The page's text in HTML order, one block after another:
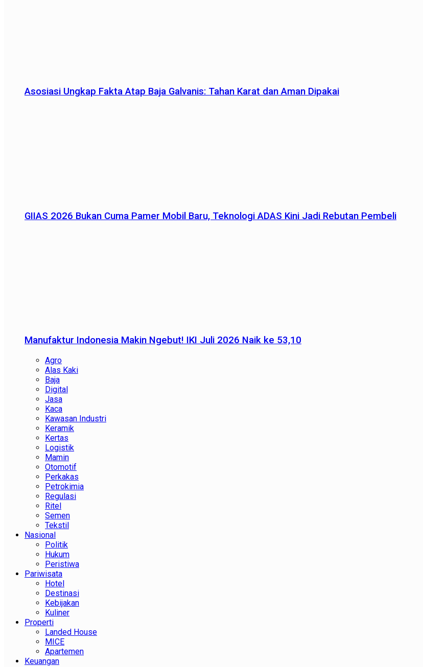
Asosiasi Ungkap Fakta Atap Baja Galvanis: Tahan Karat dan Aman Dipakai
GIIAS 2026 Bukan Cuma Pamer Mobil Baru, Teknologi ADAS Kini Jadi Rebutan Pembeli
Manufaktur Indonesia Makin Ngebut! IKI Juli 2026 Naik ke 53,10
Agro
Alas Kaki
Baja
Digital
Jasa
Kaca
Kawasan Industri
Keramik
Kertas
Logistik
Mamin
Otomotif
Perkakas
Petrokimia
Regulasi
Ritel
Semen
Tekstil
Nasional
Politik
Hukum
Peristiwa
Pariwisata
Hotel
Destinasi
Kebijakan
Kuliner
Properti
Landed House
MICE
Apartemen
Keuangan